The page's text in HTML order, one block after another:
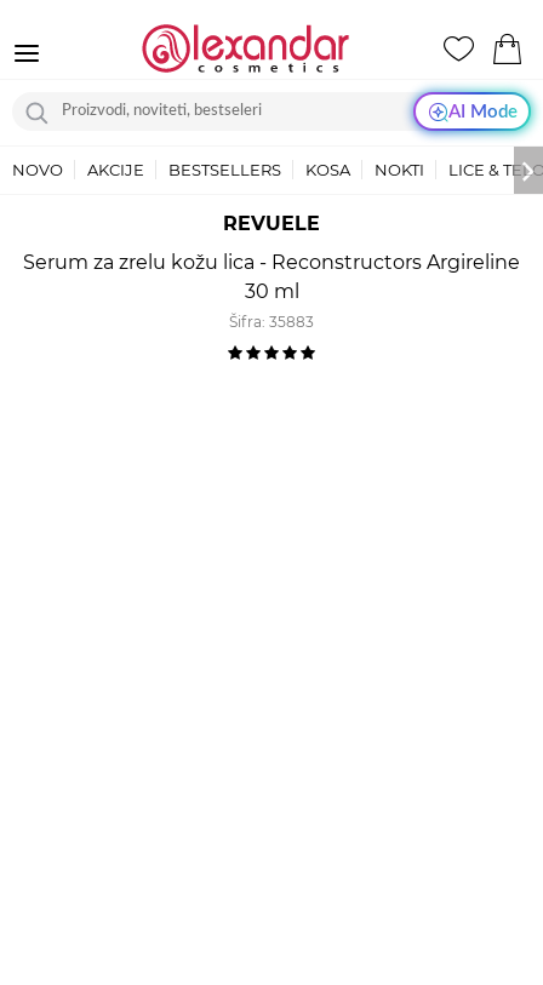
AI Mode
NOVO AKCIJE BESTSELLERS KOSA NOKTI LICE &
REVUELE
Serum za zrelu kožu lica - Reconstructors Argireline
30 ml
Šifra: 35883